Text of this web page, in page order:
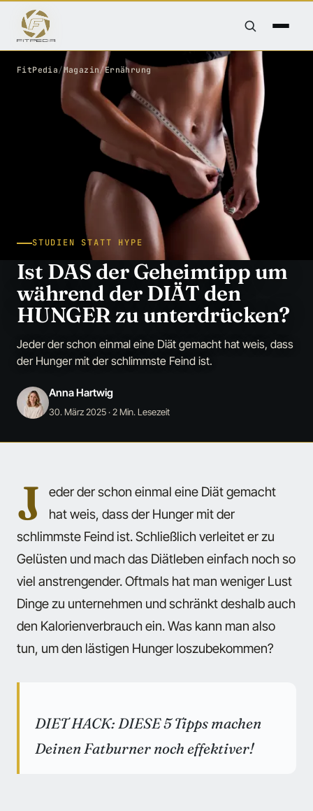
FitPedia/Magazin/Ernährung
STUDIEN STATT HYPE
Ist DAS der Geheimtipp um
während der DIÄT den
HUNGER zu unterdrücken?
Jeder der schon einmal eine Diät gemacht hat weis, dass
der Hunger mit der schlimmste Feind ist.
Anna Hartwig
30. März 2025· 2 Min. Lesezeit
J
eder der schon einmal eine Diät gemacht
hat weis, dass der Hunger mit der
schlimmste Feind ist. Schließlich verleitet er zu
Gelüsten und mach das Diätleben einfach noch so
viel anstrengender. Oftmals hat man weniger Lust
Dinge zu unternehmen und schränkt deshalb auch
den Kalorienverbrauch ein. Was kann man also
tun, um den lästigen Hunger loszubekommen?
DIET HACK: DIESE 5 Tipps machen
Deinen Fatburner noch effektiver!